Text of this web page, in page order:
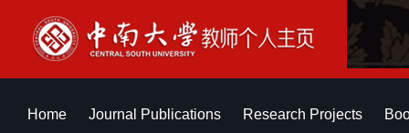
Home Journal Publications Research Projects